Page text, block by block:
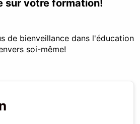
sur votre formation!
de bienveillance dans l'éducation